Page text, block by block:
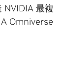
NVIDIA 最複
Omniverse